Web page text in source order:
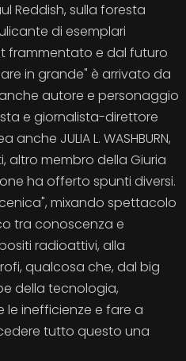
Reddish, sulla foresta
di esemplari
frammentato e dal futuro
in grande" è arrivato da
autore e personaggio
e giornalista-direttore
JULIA L. WASHBURN,
altro membro della Giuria
ha offerto spunti diversi.
mixando spettacolo
tra conoscenza e
radioattivi, alla
qualcosa che, dal big
della tecnologia,
inefficienze e fare a
tutto questo una